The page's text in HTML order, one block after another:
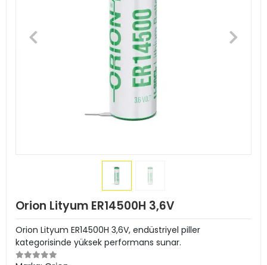
Orion Lityum ER14500H 3,6V
Orion Lityum ER14500H 3,6V, endüstriyel piller
kategorisinde yüksek performans sunar.